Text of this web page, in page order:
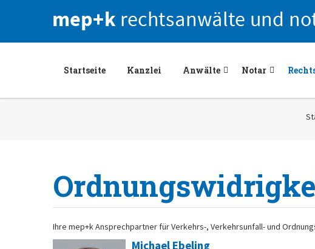
Startseite Kanzlei Anwälte Notar
Ihre mep+k Ansprechpartner für Verkehrs-, Verkehrsunfall- und
Michael Ebeling